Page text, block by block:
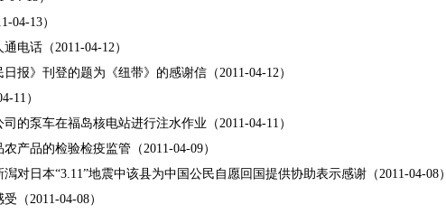
04-13）
电话（2011-04-12）
报》刊登的题为《纽带》的感谢信（2011-04-12）
11）
的泵车在福岛核电站进行注水作业（2011-04-11）
产品的检验检疫监管（2011-04-09）
对日本“3.11”地震中该县为中国公民自愿回国提供协助表示感谢（2011-04-08）
（2011-04-08）